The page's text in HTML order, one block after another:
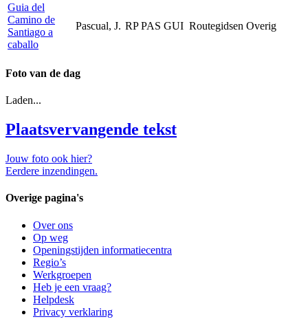
Guia del
Camino de
Santiago a
caballo
Pascual, J. RP PAS GUI Routegidsen Overig
Foto van de dag
Laden...
Plaatsvervangende tekst
Jouw foto ook hier?
Eerdere inzendingen.
Overige pagina's
Over ons
Op weg
Openingstijden informatiecentra
Regio’s
Werkgroepen
Heb je een vraag?
Helpdesk
Privacy verklaring